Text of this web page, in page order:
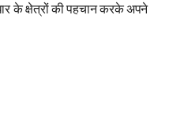
के क्षेत्रों की पहचान करके अपने